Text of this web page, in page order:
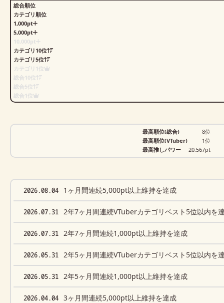
総合順位
カテゴリ順位
1,000pt
5,000pt
10,000pt
カテゴリ10位
カテゴリ5位
カテゴリ1位
総合10位
総合5位
総合1位
最高順位(総合)
8位
最高順位(VTuber)
1位
最高推しパワー
20,567pt
2026.08.04 1ヶ月間連続5,000pt以上維持を達成
2026.07.31 2年7ヶ月間連続VTuberカテゴリベスト5位以内を
2026.07.31 2年7ヶ月間連続1,000pt以上維持を達成
2026.05.31 2年5ヶ月間連続VTuberカテゴリベスト5位以内を
2026.05.31 2年5ヶ月間連続1,000pt以上維持を達成
2026.04.04 3ヶ月間連続5,000pt以上維持を達成